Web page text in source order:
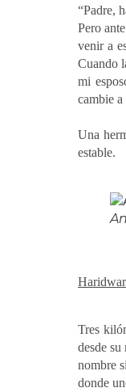
“Padre,
Pero
venir a
Cuando
mi
cambie a
Una
estable.
Haridwar
Tres
desde
nombre
donde